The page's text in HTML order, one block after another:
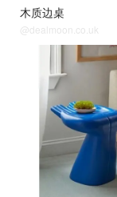
木质边桌
@dealmoon.co.uk